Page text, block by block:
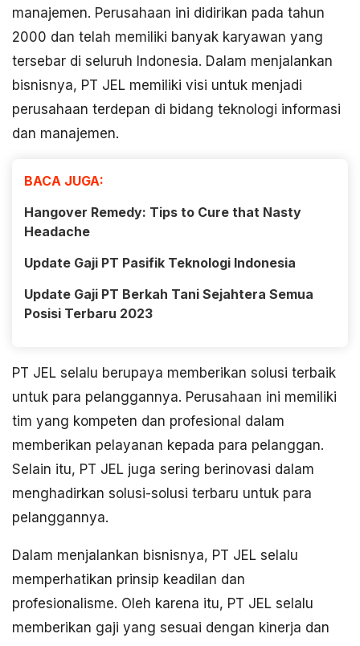
manajemen. Perusahaan ini didirikan pada tahun
2000 dan telah memiliki banyak karyawan yang
tersebar di seluruh Indonesia. Dalam menjalankan
bisnisnya, PT JEL memiliki visi untuk menjadi
perusahaan terdepan di bidang teknologi informasi
dan manajemen.
BACA JUGA:
Hangover Remedy: Tips to Cure that Nasty
Headache
Update Gaji PT Pasifik Teknologi Indonesia
Update Gaji PT Berkah Tani Sejahtera Semua
Posisi Terbaru 2023
PT JEL selalu berupaya memberikan solusi terbaik
untuk para pelanggannya. Perusahaan ini memiliki
tim yang kompeten dan profesional dalam
memberikan pelayanan kepada para pelanggan.
Selain itu, PT JEL juga sering berinovasi dalam
menghadirkan solusi-solusi terbaru untuk para
pelanggannya.
Dalam menjalankan bisnisnya, PT JEL selalu
memperhatikan prinsip keadilan dan
profesionalisme. Oleh karena itu, PT JEL selalu
memberikan gaji yang sesuai dengan kinerja dan